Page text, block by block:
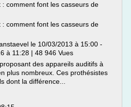
comment font les casseurs de
comment font les casseurs de
le 10/03/2013 à 15:00 -
à 11:28 | 48 946 Vues
des appareils auditifs à
plus nombreux. Ces prothésistes
dont la différence...